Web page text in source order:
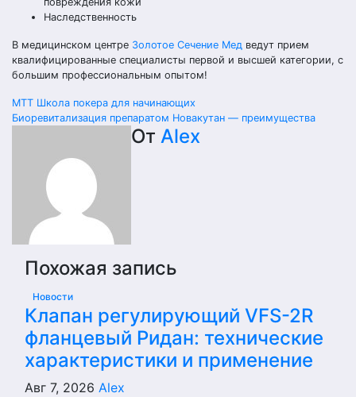
Наследственность
В медицинском центре Золотое Сечение Мед ведут прием
квалифицированные специалисты первой и высшей категории, с
большим профессиональным опытом!
Навигация
записям
МТТ Школа покера для начинающих
Биоревитализация препаратом Новакутан — преимущества
От Alex
Похожая запись
Новости
Клапан регулирующий VFS-2R
фланцевый Ридан: технические
характеристики и применение
Авг 7, 2026 Alex